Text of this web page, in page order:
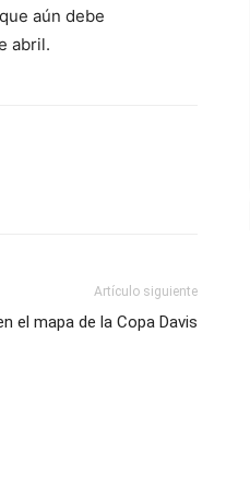
aún debe
abril.
Artículo siguiente
el mapa de la Copa Davis